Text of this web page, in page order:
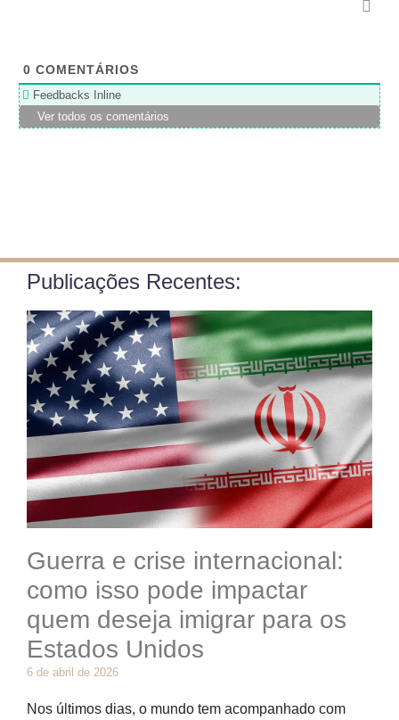
0 COMENTÁRIOS
Feedbacks Inline
Ver todos os comentários
Publicações Recentes:
Guerra e crise internacional:
como isso pode impactar
quem deseja imigrar para os
Estados Unidos
6 de abril de 2026
Nos últimos dias, o mundo tem acompanhado com